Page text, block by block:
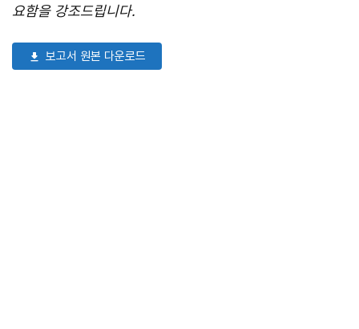
요함을 강조드립니다.
보고서 원본 다운로드